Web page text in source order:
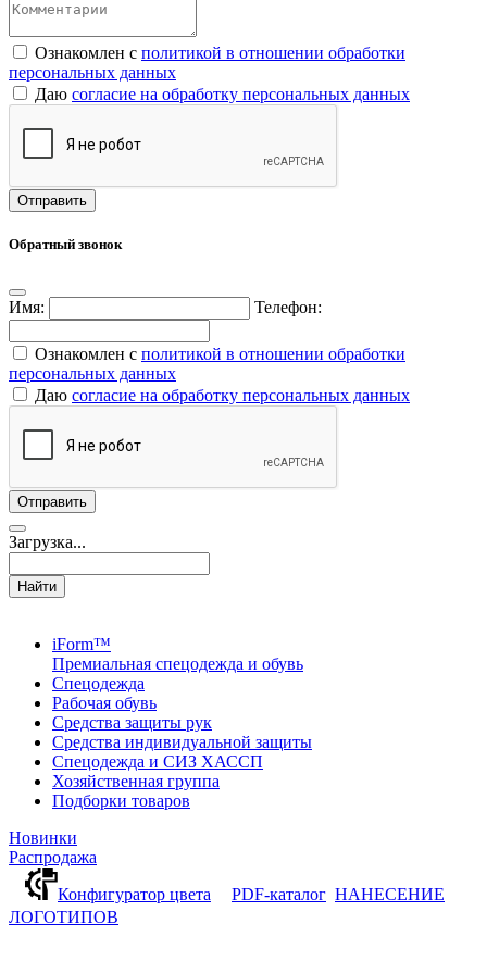
Ознакомлен с политикой в отношении обработки
персональных данных
Даю согласие на обработку персональных данных
Обратный звонок
Имя: Телефон:
Ознакомлен с политикой в отношении обработки
персональных данных
Даю согласие на обработку персональных данных
Загрузка...
Найти
iForm™
Премиальная спецодежда и обувь
Спецодежда
Рабочая обувь
Средства защиты рук
Средства индивидуальной защиты
Спецодежда и СИЗ ХАССП
Хозяйственная группа
Подборки товаров
Новинки
Распродажа
Конфигуратор цвета
PDF-каталог НАНЕСЕНИЕ
ЛОГОТИПОВ